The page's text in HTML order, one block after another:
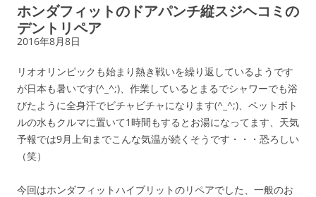
プ
ホンダフィットのドアパンチ縦スジヘコミの
デントリペア
2016年8月8日
リオオリンピックも始まり熱き戦いを繰り返しているようです
が日本も暑いです(^_^;)、作業しているとまるでシャワーでも浴
びたように全身汗でビチャビチャになります(^_^;)、ペットボト
ルの水もクルマに置いて1時間もするとお湯になってます、天気
予報では9月上旬までこんな気温が続くそうです・・・恐ろしい
（笑）
今回はホンダフィットハイブリットのリペアでした、一般のお